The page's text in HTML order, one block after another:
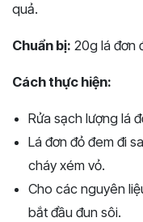
quả.
Chuẩn bị: 20g lá đơn
Cách thực hiện:
Rửa sạch lượng lá
Lá đơn đỏ đem đi
cháy xém vỏ.
Cho các nguyên
bắt đầu đun sôi.